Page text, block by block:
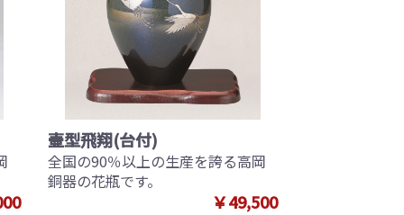
壷型飛翔(台付)
全国の90％以上の生産を誇る高岡
銅器の花瓶です。
￥49,500